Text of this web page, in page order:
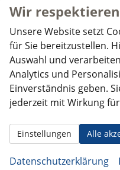
16"" Stahlräder,
4-Zylinder
7-Gang-
Halogen-
Kombi
Kurzer Radstand
Radvollblenden
Vorbereitung
Wir
Unsere Website setzt
für Sie bereitzustellen.
Auswahl und
Analytics und
Einverständnis geben.
jederzeit mit Wirkung
Alle
Einstellungen
Datenschutzerklärung